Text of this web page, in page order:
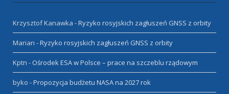
Krzysztof Kanawka -Ryzyko rosyjskich zagłuszeń GNSS z orbity
Marian -Ryzyko rosyjskich zagłuszeń GNSS z orbity
Kptn - Ośrodek ESA w Polsce – prace na szczeblu rządowym
byko -Propozycja budżetu NASA na 2027 rok